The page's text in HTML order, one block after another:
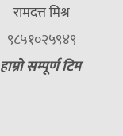
रामदत्त मिश्र
९८५१०२५९४९
हाम्रो सम्पूर्ण टिम